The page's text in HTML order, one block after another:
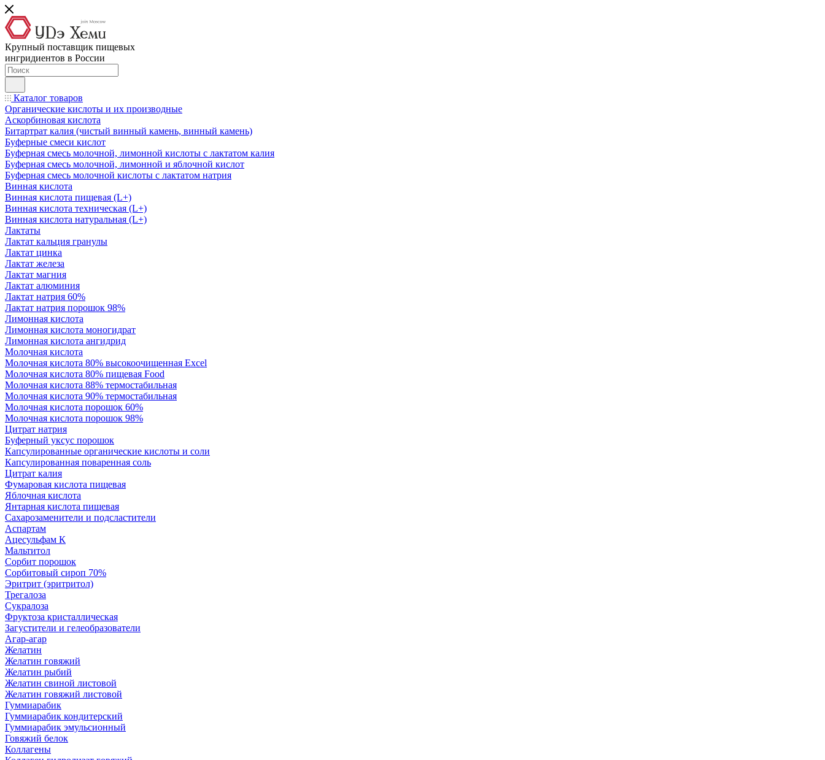
Крупный поставщик пищевых
ингридиентов в России
Каталог товаров
Органические кислоты и их производные
Аскорбиновая кислота
Битартрат калия (чистый винный камень, винный камень)
Буферные смеси кислот
Буферная смесь молочной, лимонной кислоты с лактатом калия
Буферная смесь молочной, лимонной и яблочной кислот
Буферная смесь молочной кислоты с лактатом натрия
Винная кислота
Винная кислота пищевая (L+)
Винная кислота техническая (L+)
Винная кислота натуральная (L+)
Лактаты
Лактат кальция гранулы
Лактат цинка
Лактат железа
Лактат магния
Лактат алюминия
Лактат натрия 60%
Лактат натрия порошок 98%
Лимонная кислота
Лимонная кислота моногидрат
Лимонная кислота ангидрид
Молочная кислота
Молочная кислота 80% высокоочищенная Excel
Молочная кислота 80% пищевая Food
Молочная кислота 88% термостабильная
Молочная кислота 90% термостабильная
Молочная кислота порошок 60%
Молочная кислота порошок 98%
Цитрат натрия
Буферный уксус порошок
Капсулированные органические кислоты и соли
Капсулированная поваренная соль
Цитрат калия
Фумаровая кислота пищевая
Яблочная кислота
Янтарная кислота пищевая
Сахарозаменители и подсластители
Аспартам
Ацесульфам К
Мальтитол
Сорбит порошок
Сорбитовый сироп 70%
Эритрит (эритритол)
Трегалоза
Сукралоза
Фруктоза кристаллическая
Загустители и гелеобразователи
Агар-агар
Желатин
Желатин говяжий
Желатин рыбий
Желатин свиной листовой
Желатин говяжий листовой
Гуммиарабик
Гуммиарабик кондитерский
Гуммиарабик эмульсионный
Говяжий белок
Коллагены